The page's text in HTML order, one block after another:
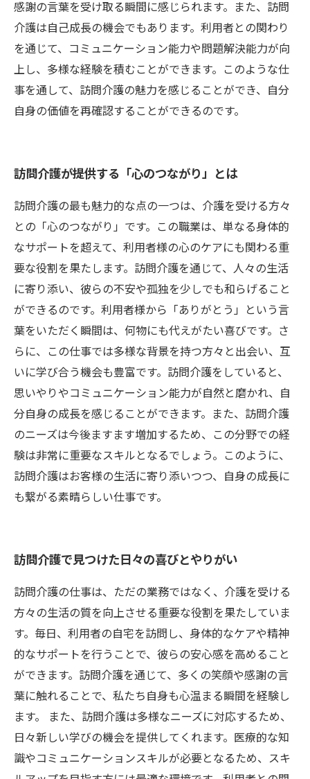
感謝の言葉を受け取る瞬間に感じられます。また、訪問
介護は自己成長の機会でもあります。利用者との関わり
を通じて、コミュニケーション能力や問題解決能力が向
上し、多様な経験を積むことができます。このような仕
事を通して、訪問介護の魅力を感じることができ、自分
自身の価値を再確認することができるのです。
訪問介護が提供する「心のつながり」とは
訪問介護の最も魅力的な点の一つは、介護を受ける方々
との「心のつながり」です。この職業は、単なる身体的
なサポートを超えて、利用者様の心のケアにも関わる重
要な役割を果たします。訪問介護を通じて、人々の生活
に寄り添い、彼らの不安や孤独を少しでも和らげること
ができるのです。利用者様から「ありがとう」という言
葉をいただく瞬間は、何物にも代えがたい喜びです。さ
らに、この仕事では多様な背景を持つ方々と出会い、互
いに学び合う機会も豊富です。訪問介護をしていると、
思いやりやコミュニケーション能力が自然と磨かれ、自
分自身の成長を感じることができます。また、訪問介護
のニーズは今後ますます増加するため、この分野での経
験は非常に重要なスキルとなるでしょう。このように、
訪問介護はお客様の生活に寄り添いつつ、自身の成長に
も繋がる素晴らしい仕事です。
訪問介護で見つけた日々の喜びとやりがい
訪問介護の仕事は、ただの業務ではなく、介護を受ける
方々の生活の質を向上させる重要な役割を果たしていま
す。毎日、利用者の自宅を訪問し、身体的なケアや精神
的なサポートを行うことで、彼らの安心感を高めること
ができます。訪問介護を通じて、多くの笑顔や感謝の言
葉に触れることで、私たち自身も心温まる瞬間を経験し
ます。 また、訪問介護は多様なニーズに対応するため、
日々新しい学びの機会を提供してくれます。医療的な知
識やコミュニケーションスキルが必要となるため、スキ